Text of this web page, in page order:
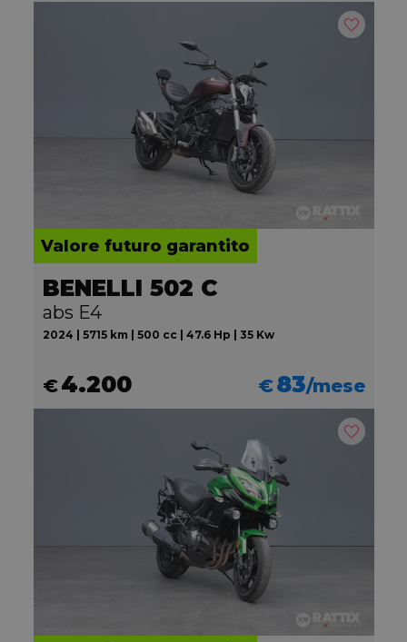
Valore futuro garantito
BENELLI 502 C
abs E4
2024 | 5715 km | 500 cc | 47.6 Hp | 35 Kw
€4.200 €83/mese